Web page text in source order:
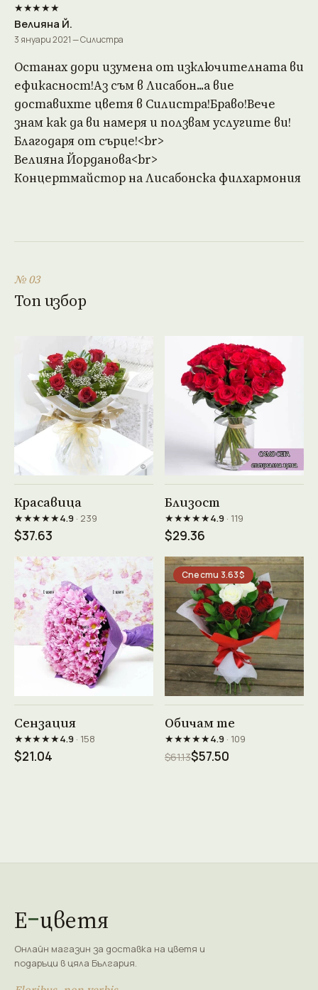
★★★★★
Велияна Й.
3 януари 2021 — Силистра
Останах дори изумена от изключителната ви
ефикасност!Аз съм в Лисабон...а вие
доставихте цветя в Силистра!Браво!Вече
знам как да ви намеря и ползвам услугите ви!
Благодаря от сърце!<br>
Велияна Йорданова<br>
Концертмайстор на Лисабонска филхармония
№ 03
Топ избор
Красавица
★★★★★4.9· 239
$37.63
Близост
★★★★★4.9· 119
$29.36
Сензация
★★★★★4.9· 158
$21.04
Спести 3.63$
Обичам те
★★★★★4.9· 109
$61.13$57.50
Е цветя
Онлайн магазин за доставка на цветя и
подаръци в цяла България.